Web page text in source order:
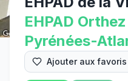
EHPAD Orthez
Pyrénées-
Ajouter aux favoris